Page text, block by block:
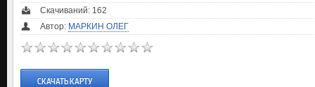
Скачиваний: 162
Автор: МАРКИН ОЛЕГ
СКАЧАТЬ КАРТУ